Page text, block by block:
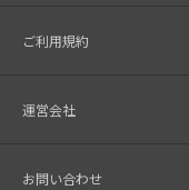
ご利用規約
運営会社
お問い合わせ